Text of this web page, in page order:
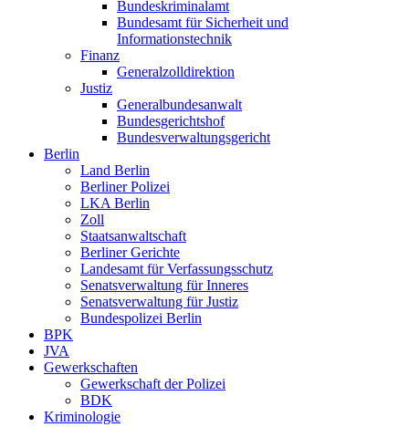
Bundeskriminalamt
Bundesamt für Sicherheit und
Informationstechnik
Finanz
Generalzolldirektion
Justiz
Generalbundesanwalt
Bundesgerichtshof
Bundesverwaltungsgericht
Berlin
Land Berlin
Berliner Polizei
LKA Berlin
Zoll
Staatsanwaltschaft
Berliner Gerichte
Landesamt für Verfassungsschutz
Senatsverwaltung für Inneres
Senatsverwaltung für Justiz
Bundespolizei Berlin
BPK
JVA
Gewerkschaften
Gewerkschaft der Polizei
BDK
Kriminologie